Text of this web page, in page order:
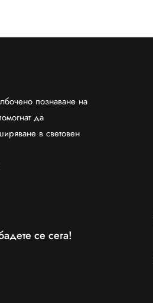
познаване на
да
в световен
се сега!